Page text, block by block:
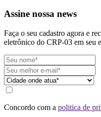
Assine nossa news
Faça o seu cadastro agora e
eletrônico do CRP-03 em seu
Concordo com a politica de